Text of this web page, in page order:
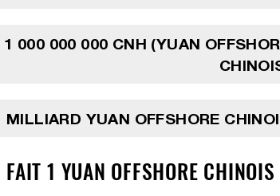
1 000 000 000 CNH (YUAN
MILLIARD YUAN OFFSHORE
1 YUAN OFFSHORE